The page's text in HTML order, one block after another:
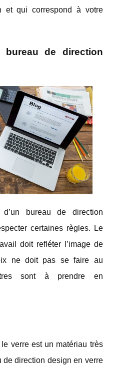
et qui correspond à votre
bureau de direction
d’un bureau de direction
certaines règles. Le
doit refléter l’image de
ne doit pas se faire au
sont à prendre en
verre est un matériau très
de direction design en verre